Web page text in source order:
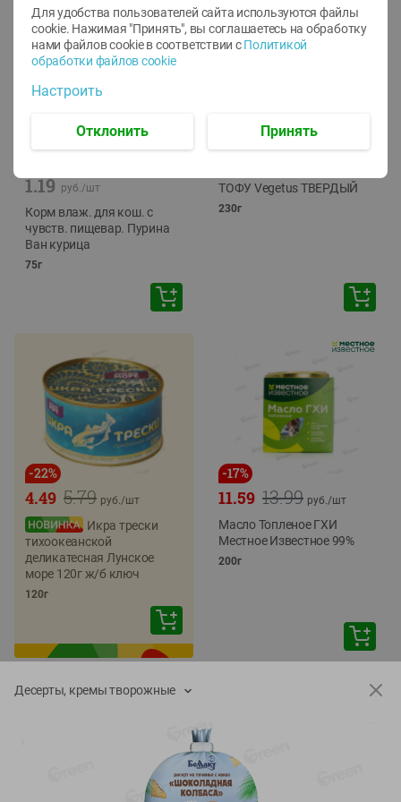
1.19 руб./шт
Корм влаж. для кош. с
чувств. пищевар. Пурина
Ван курица
75г
ТОФУ Vegetus ТВЕРДЫЙ
230г
-22%
5.79
4.49 руб./шт
Икра трески
тихоокеанской
деликатесная Лунское
море 120г ж/б ключ
120г
-17%
13.99
11.59 руб./шт
Масло Топленое ГХИ
Местное Известное 99%
200г
Десерты, кремы творожные
Для удобства пользователей сайта используются файлы
cookie. Нажимая "Принять", вы соглашаетесь на обработку
нами файлов cookie в соответствии с Политикой
обработки файлов cookie
Настроить
Отклонить Принять